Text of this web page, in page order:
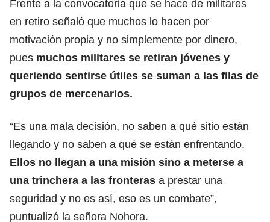
Frente a la convocatoria que se hace de militares
en retiro señaló que muchos lo hacen por
motivación propia y no simplemente por dinero,
pues muchos militares se retiran jóvenes y
queriendo sentirse útiles se suman a las filas de
grupos de mercenarios.
“Es una mala decisión, no saben a qué sitio están
llegando y no saben a qué se están enfrentando.
Ellos no llegan a una misión sino a meterse a
una trinchera a las fronteras a prestar una
seguridad y no es así, eso es un combate”,
puntualizó la señora Nohora.